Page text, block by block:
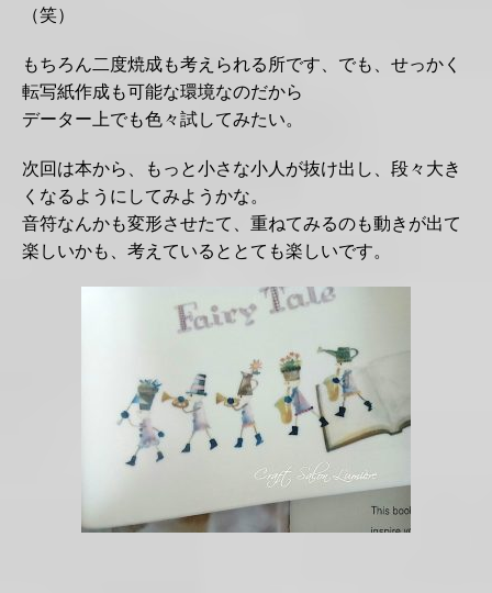
（笑）
もちろん二度焼成も考えられる所です、でも、せっかく
転写紙作成も可能な環境なのだから
データー上でも色々試してみたい。
次回は本から、もっと小さな小人が抜け出し、段々大き
くなるようにしてみようかな。
音符なんかも変形させたて、重ねてみるのも動きが出て
楽しいかも、考えているととても楽しいです。